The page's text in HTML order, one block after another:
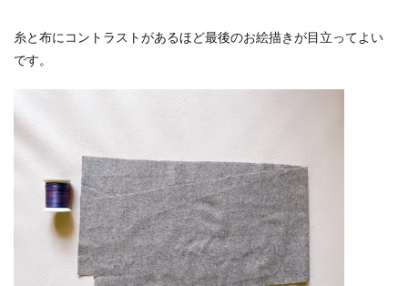
糸と布にコントラストがあるほど最後のお絵描きが目立ってよい
です。